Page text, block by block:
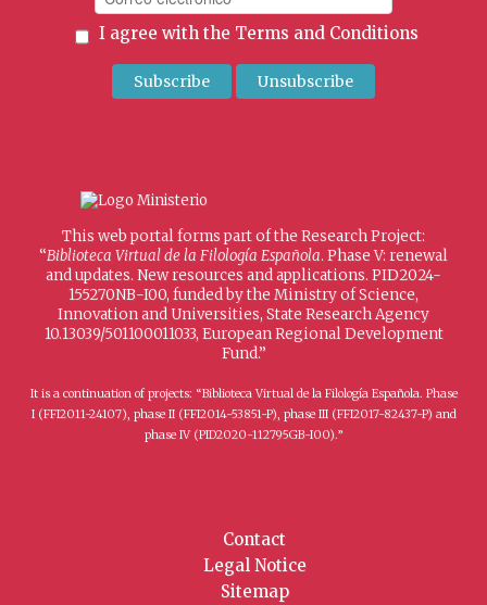
I agree with the Terms and Conditions
This web portal forms part of the Research Project:
“Biblioteca Virtual de la Filología Española. Phase V: renewal
and updates. New resources and applications. PID2024-
155270NB-I00, funded by the Ministry of Science,
Innovation and Universities, State Research Agency
10.13039/501100011033, European Regional Development
Fund.”
It is a continuation of projects: “Biblioteca Virtual de la Filología Española. Phase
I (FFI2011-24107), phase II (FFI2014-53851-P), phase III (FFI2017-82437-P) and
phase IV (PID2020-112795GB-I00).”
Contact
Legal Notice
Sitemap